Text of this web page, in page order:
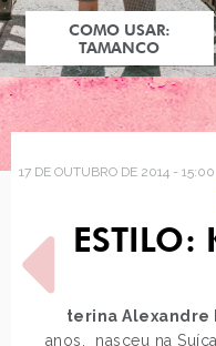
COMO USAR:
TAMANCO
17 DE OUTUBRO DE 2014 - 15:00
ESTILO:
Katerina
anos, nasceu na